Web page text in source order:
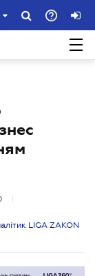
LIGA ZAKON